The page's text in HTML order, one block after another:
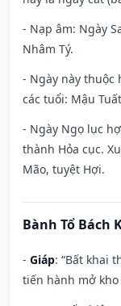
- Nạp âm: Ngày
Nhâm Tý.
- Ngày này thuộc
các tuổi: Mậu
- Ngày Ngọ lục
thành Hỏa cục.
Mão, tuyệt Hợi.
Bành Tổ Bách
- Giáp: “Bất khai
tiến hành mở